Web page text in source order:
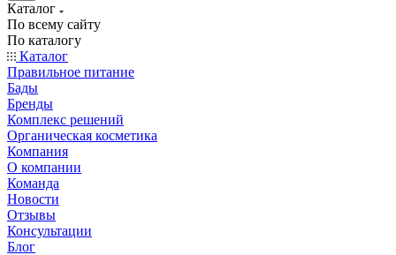
Каталог
По всему сайту
По каталогу
Каталог
Правильное питание
Бады
Бренды
Комплекс решений
Органическая косметика
Компания
О компании
Команда
Новости
Отзывы
Консультации
Блог